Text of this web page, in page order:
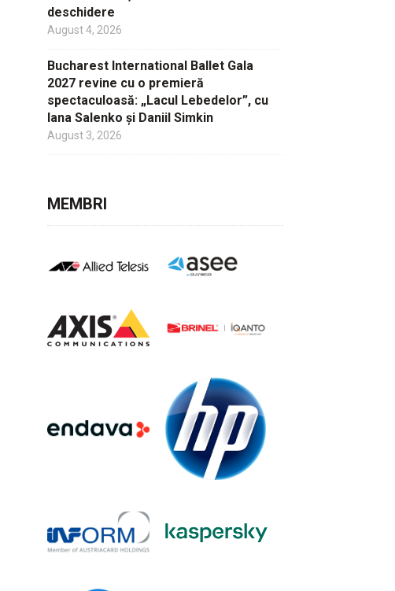
deschidere
August 4, 2026
Bucharest International Ballet Gala
2027 revine cu o premieră
spectaculoasă: „Lacul Lebedelor”, cu
Iana Salenko și Daniil Simkin
August 3, 2026
MEMBRI